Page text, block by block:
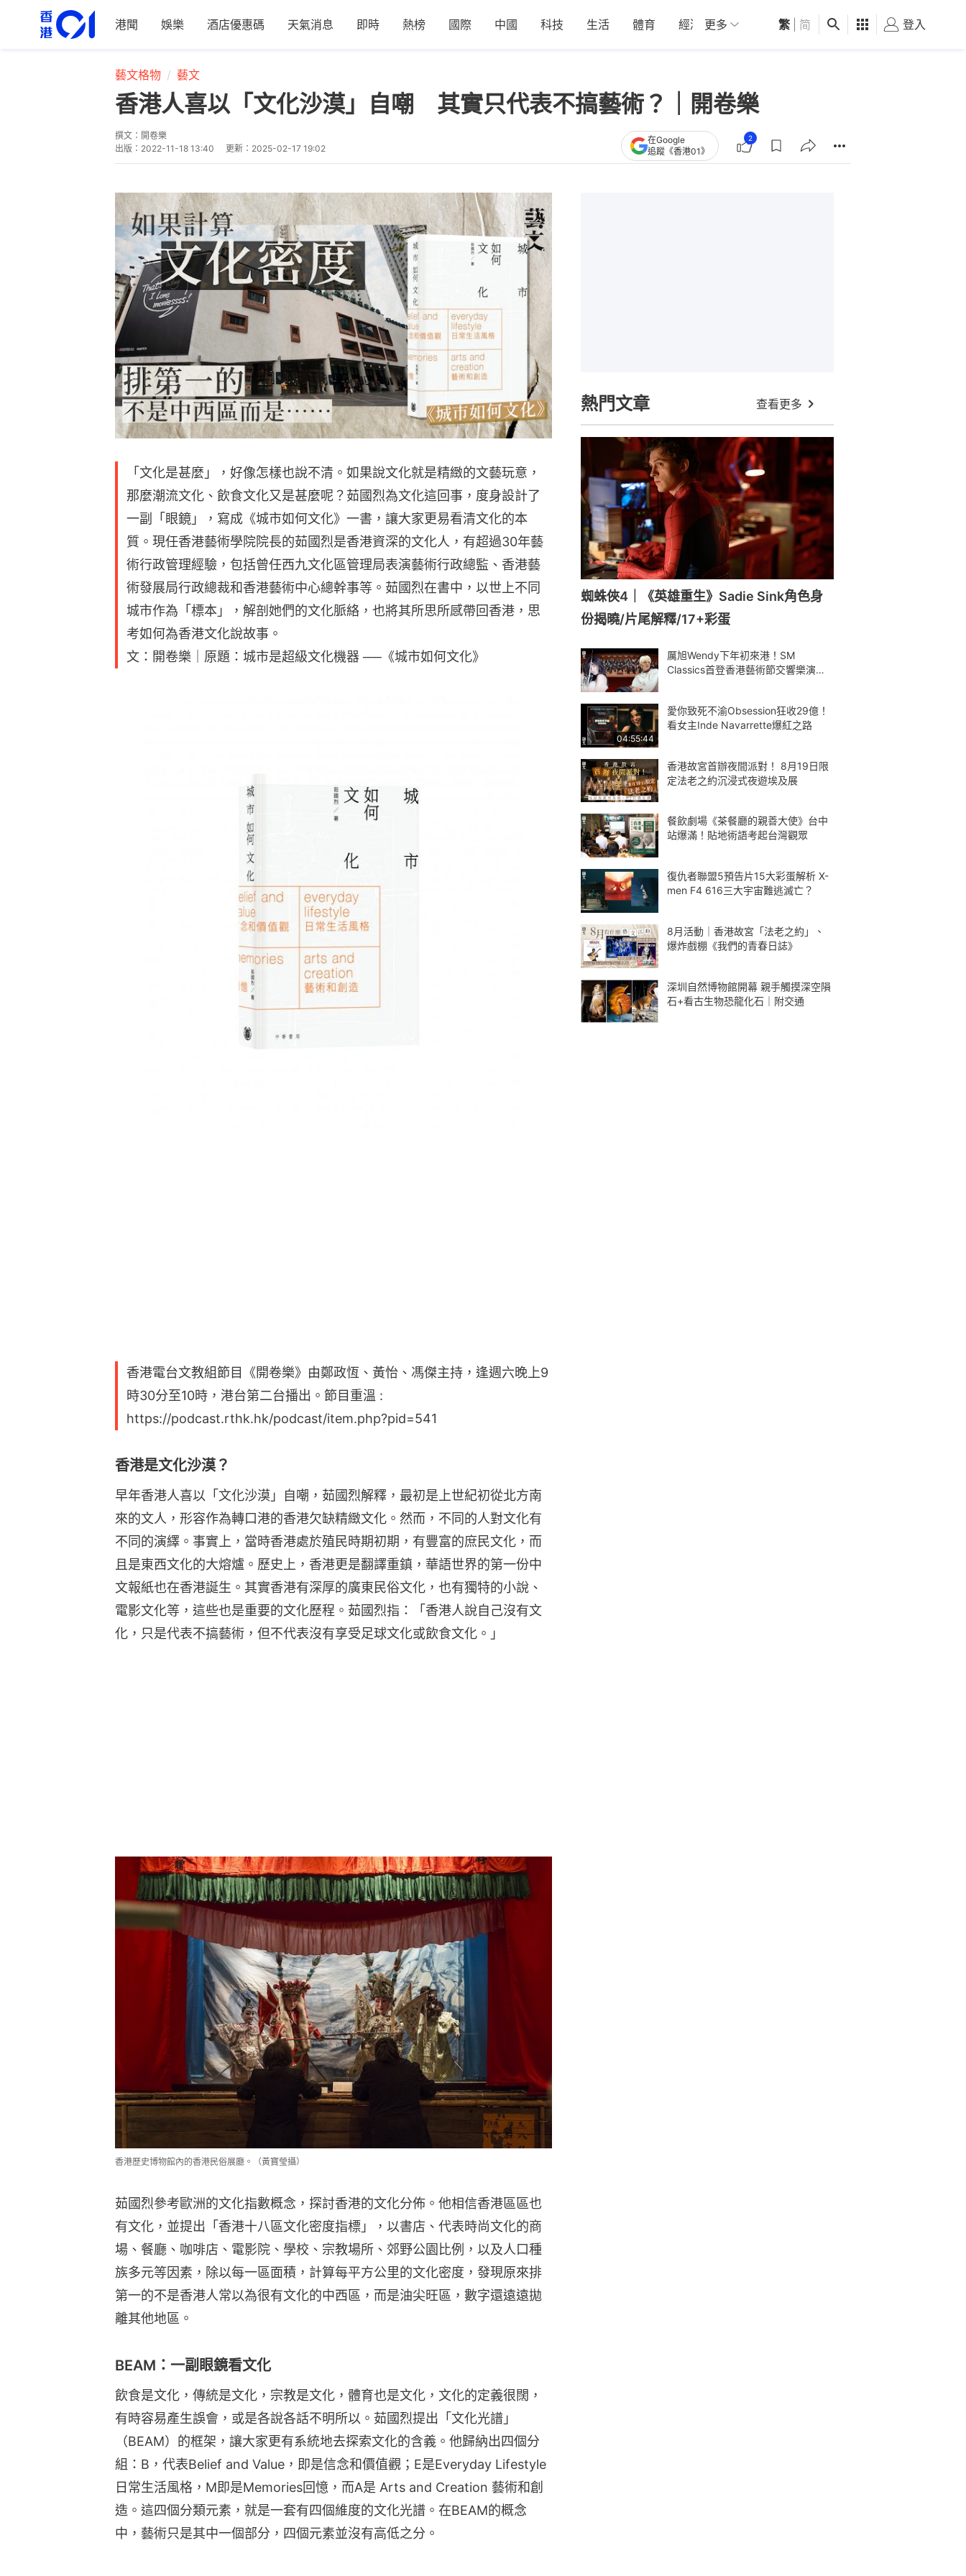
港聞 娛樂 酒店優惠碼 天氣消息 即時 熱榜 國際 中國 科技 生活 體育 經濟 01深圳 觀點 健康 好食玩飛
更多 繁 简 登入
藝文格物 藝文
香港人喜以「文化沙漠」自嘲 其實只代表不搞藝術？｜開卷樂
撰文： 開卷樂
出版： 2022-11-18 13:40 更新： 2025-02-17 19:02
在Google
追蹤《香港01》
2
「文化是甚麼」，好像怎樣也說不清。如果說文化就是精緻的文藝玩意，
那麼潮流文化、飲食文化又是甚麼呢？茹國烈為文化這回事，度身設計了
一副「眼鏡」，寫成《城市如何文化》一書，讓大家更易看清文化的本
質。現任香港藝術學院院長的茹國烈是香港資深的文化人，有超過30年藝
術行政管理經驗，包括曾任西九文化區管理局表演藝術行政總監、香港藝
術發展局行政總裁和香港藝術中心總幹事等。茹國烈在書中，以世上不同
城市作為「標本」，解剖她們的文化脈絡，也將其所思所感帶回香港，思
考如何為香港文化說故事。
文：開卷樂｜原題：城市是超級文化機器 ──《城市如何文化》
香港電台文教組節目《開卷樂》由鄭政恆、黃怡、馮傑主持，逢週六晚上9
時30分至10時，港台第二台播出。節目重溫 :
https://podcast.rthk.hk/podcast/item.php?pid=541
香港是文化沙漠？
早年香港人喜以「文化沙漠」自嘲，茹國烈解釋，最初是上世紀初從北方南
來的文人，形容作為轉口港的香港欠缺精緻文化。然而，不同的人對文化有
不同的演繹。事實上，當時香港處於殖民時期初期，有豐富的庶民文化，而
且是東西文化的大熔爐。歷史上，香港更是翻譯重鎮，華語世界的第一份中
文報紙也在香港誕生。其實香港有深厚的廣東民俗文化，也有獨特的小說、
電影文化等，這些也是重要的文化歷程。茹國烈指：「香港人說自己沒有文
化，只是代表不搞藝術，但不代表沒有享受足球文化或飲食文化。」
香港歷史博物館內的香港民俗展廳。（黃寶瑩攝）
茹國烈參考歐洲的文化指數概念，探討香港的文化分佈。他相信香港區區也
有文化，並提出「香港十八區文化密度指標」，以書店、代表時尚文化的商
場、餐廳、咖啡店、電影院、學校、宗教場所、郊野公園比例，以及人口種
族多元等因素，除以每一區面積，計算每平方公里的文化密度，發現原來排
第一的不是香港人常以為很有文化的中西區，而是油尖旺區，數字還遠遠拋
離其他地區。
BEAM：一副眼鏡看文化
飲食是文化，傳統是文化，宗教是文化，體育也是文化，文化的定義很闊，
有時容易產生誤會，或是各說各話不明所以。茹國烈提出「文化光譜」
（BEAM）的框架，讓大家更有系統地去探索文化的含義。他歸納出四個分
組：B，代表Belief and Value，即是信念和價值觀；E是Everyday Lifestyle
日常生活風格，M即是Memories回憶，而A是 Arts and Creation 藝術和創
造。這四個分類元素，就是一套有四個維度的文化光譜。在BEAM的概念
中，藝術只是其中一個部分，四個元素並沒有高低之分。
熱門文章 查看更多
蜘蛛俠4｜《英雄重生》Sadie Sink角色身
份揭曉/片尾解釋/17+彩蛋
厲旭Wendy下年初來港！SM
Classics首登香港藝術節交響樂演繹
04:55:44
愛你致死不渝Obsession狂收29億！
看女主Inde Navarrette爆紅之路
香港故宮首辦夜間派對！ 8月19日限
定法老之約沉浸式夜遊埃及展
餐飲劇場《茶餐廳的親善大使》台中
站爆滿！貼地術語考起台灣觀眾
復仇者聯盟5預告片15大彩蛋解析 X-
men F4 616三大宇宙難逃滅亡？
8月活動｜香港故宮「法老之約」、
爆炸戲棚《我們的青春日誌》
深圳自然博物館開幕 親手觸摸深空隕
石+看古生物恐龍化石｜附交通